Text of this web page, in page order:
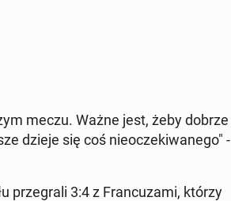
meczu. Ważne jest, żeby dobrze
dzieje się coś nie­ocze­ki­wa­ne­go" -
prze­gra­li 3:4 z Fran­cu­za­mi, którzy